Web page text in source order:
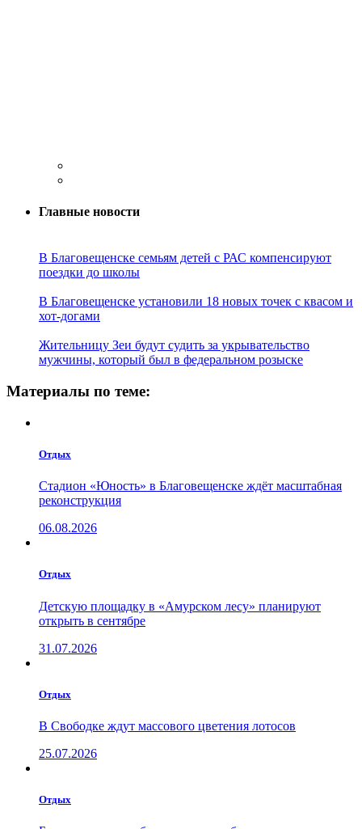
Главные новости
В Благовещенске семьям детей с РАС компенсируют
поездки до школы
В Благовещенске установили 18 новых точек с квасом и
хот-догами
Жительницу Зеи будут судить за укрывательство
мужчины, который был в федеральном розыске
Материалы по теме:
Отдых
Стадион «Юность» в Благовещенске ждёт масштабная
реконструкция
06.08.2026
Отдых
Детскую площадку в «Амурском лесу» планируют
открыть в сентябре
31.07.2026
Отдых
В Свободке ждут массового цветения лотосов
25.07.2026
Отдых